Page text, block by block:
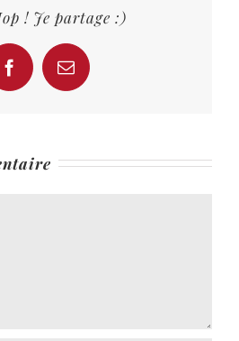
! Je partage :)
FacebookEmail